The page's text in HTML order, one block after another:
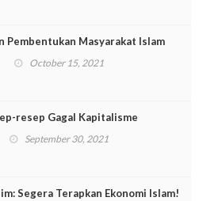
Pembentukan Masyarakat Islam
October 15, 2021
resep Gagal Kapitalisme
September 30, 2021
Segera Terapkan Ekonomi Islam!